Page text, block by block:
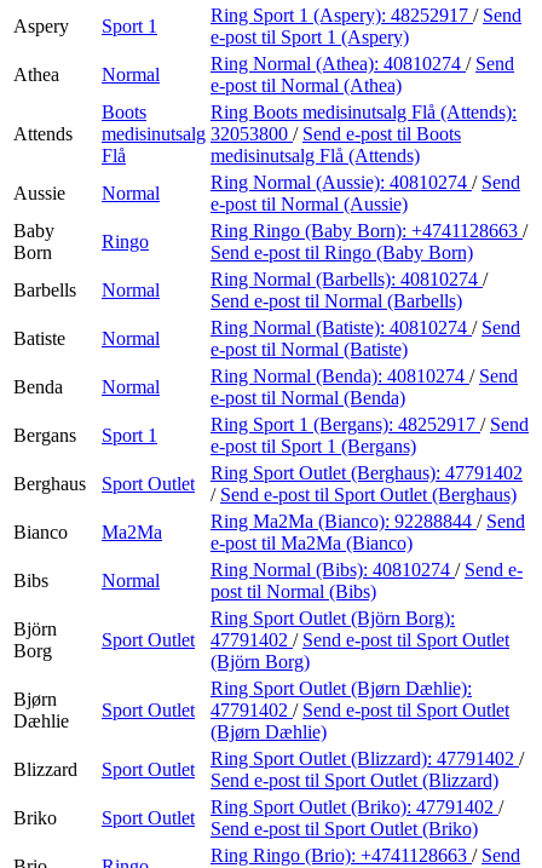
Aspery
Sport 1
Ring Sport 1 (Aspery): 48252917 / Send
e-post til Sport 1 (Aspery)
Athea
Normal
Ring Normal (Athea): 40810274 / Send
e-post til Normal (Athea)
Attends
Boots
medisinutsalg
Flå
Ring Boots medisinutsalg Flå (Attends):
32053800 / Send e-post til Boots
medisinutsalg Flå (Attends)
Aussie
Normal
Ring Normal (Aussie): 40810274 / Send
e-post til Normal (Aussie)
Baby
Born
Ringo
Ring Ringo (Baby Born): +4741128663 /
Send e-post til Ringo (Baby Born)
Barbells
Normal
Ring Normal (Barbells): 40810274 /
Send e-post til Normal (Barbells)
Batiste
Normal
Ring Normal (Batiste): 40810274 / Send
e-post til Normal (Batiste)
Benda
Normal
Ring Normal (Benda): 40810274 / Send
e-post til Normal (Benda)
Bergans
Sport 1
Ring Sport 1 (Bergans): 48252917 / Send
e-post til Sport 1 (Bergans)
Berghaus
Sport Outlet
Ring Sport Outlet (Berghaus): 47791402
/ Send e-post til Sport Outlet (Berghaus)
Bianco
Ma2Ma
Ring Ma2Ma (Bianco): 92288844 / Send
e-post til Ma2Ma (Bianco)
Bibs
Normal
Ring Normal (Bibs): 40810274 / Send e-
post til Normal (Bibs)
Björn
Borg
Sport Outlet
Ring Sport Outlet (Björn Borg):
47791402 / Send e-post til Sport Outlet
(Björn Borg)
Bjørn
Dæhlie
Sport Outlet
Ring Sport Outlet (Bjørn Dæhlie):
47791402 / Send e-post til Sport Outlet
(Bjørn Dæhlie)
Blizzard
Sport Outlet
Ring Sport Outlet (Blizzard): 47791402 /
Send e-post til Sport Outlet (Blizzard)
Briko
Sport Outlet
Ring Sport Outlet (Briko): 47791402 /
Send e-post til Sport Outlet (Briko)
Ring Ringo (Brio): +4741128663 / Send